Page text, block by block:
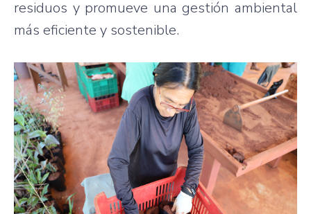
residuos y promueve una gestión ambiental
más eficiente y sostenible.